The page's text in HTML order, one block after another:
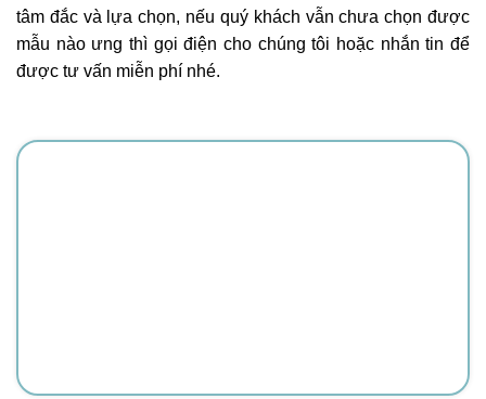
tâm đắc và lựa chọn, nếu quý khách vẫn chưa chọn được
mẫu nào ưng thì gọi điện cho chúng tôi hoặc nhắn tin để
được tư vấn miễn phí nhé.